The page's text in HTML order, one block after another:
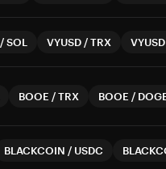
/SOL VYUSD /TRX VYUSD
BOOE /TRX BOOE /
BLACKCOIN / USDC